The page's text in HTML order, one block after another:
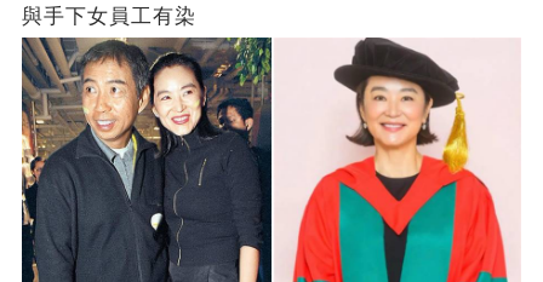
與手下女員工有染